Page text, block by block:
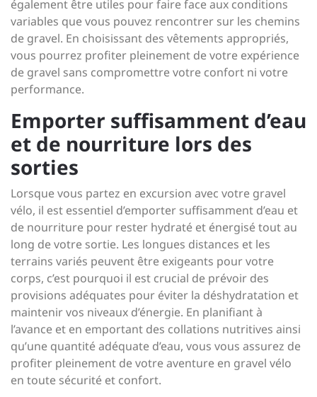
également être utiles pour faire face aux conditions
variables que vous pouvez rencontrer sur les chemins
de gravel. En choisissant des vêtements appropriés,
vous pourrez profiter pleinement de votre expérience
de gravel sans compromettre votre confort ni votre
performance.
Emporter suffisamment d’eau
et de nourriture lors des
sorties
Lorsque vous partez en excursion avec votre gravel
vélo, il est essentiel d’emporter suffisamment d’eau et
de nourriture pour rester hydraté et énergisé tout au
long de votre sortie. Les longues distances et les
terrains variés peuvent être exigeants pour votre
corps, c’est pourquoi il est crucial de prévoir des
provisions adéquates pour éviter la déshydratation et
maintenir vos niveaux d’énergie. En planifiant à
l’avance et en emportant des collations nutritives ainsi
qu’une quantité adéquate d’eau, vous vous assurez de
profiter pleinement de votre aventure en gravel vélo
en toute sécurité et confort.